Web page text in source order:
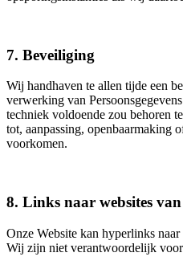
7. Beveiliging
Wij handhaven te allen tijde een
verwerking van
techniek voldoende zou behoren
tot, aanpassing, openbaarmaking
voorkomen.
8. Links naar websites
Onze Website kan hyperlinks
Wij zijn niet verantwoordelijk